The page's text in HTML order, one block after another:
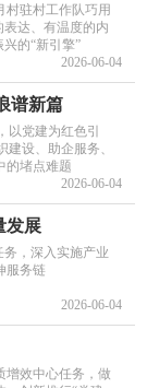
驻村工作队巧用
达、有温度的内
的“新引擎”
2026-06-04
谱新篇
以党建为红色引
建设、助企服务、
的堵点难题
2026-06-04
发展
，深入实施产业
服务链
2026-06-04
增效中心任务，做